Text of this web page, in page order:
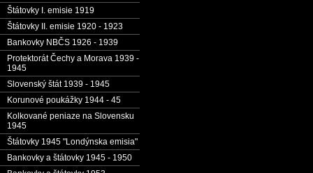
Štátovky I. emisie 1919
Štátovky II. emisie 1920 - 1923
Bankovky NBČS 1926 - 1939
Protektorát Čechy a Morava 1939 -
1945
Slovenský štát 1939 - 1945
Korunové poukážky 1944 - 45
Kolkované peniaze na Slovensku
1945
Štátovky 1945 "Londýnska emisia"
Bankovky a štátovky 1945 - 1950